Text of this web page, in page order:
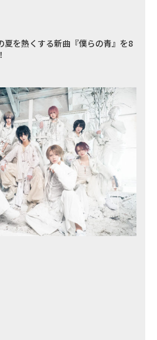
夏を熱くする新曲『僕らの青』を8